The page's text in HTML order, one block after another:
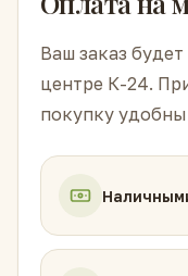
Ваш заказ
центре К-24.
покупку